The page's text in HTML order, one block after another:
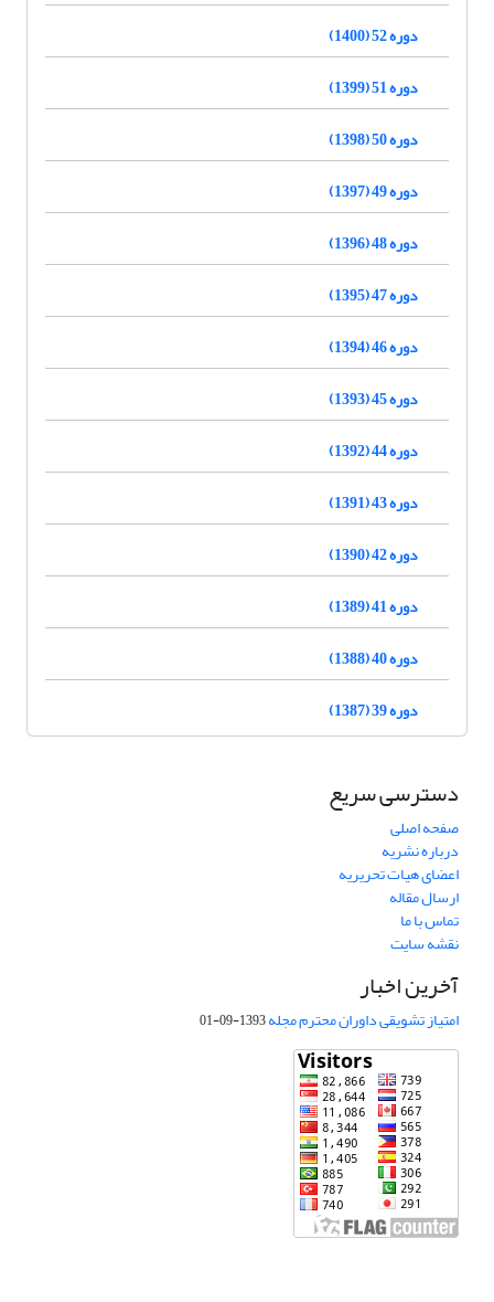
دوره 52 (1400)
دوره 51 (1399)
دوره 50 (1398)
دوره 49 (1397)
دوره 48 (1396)
دوره 47 (1395)
دوره 46 (1394)
دوره 45 (1393)
دوره 44 (1392)
دوره 43 (1391)
دوره 42 (1390)
دوره 41 (1389)
دوره 40 (1388)
دوره 39 (1387)
دسترسی سریع
صفحه اصلی
درباره نشریه
اعضای هیات تحریریه
ارسال مقاله
تماس با ما
نقشه سایت
آخرین اخبار
امتیاز تشویقی داوران محترم مجله1393-09-01